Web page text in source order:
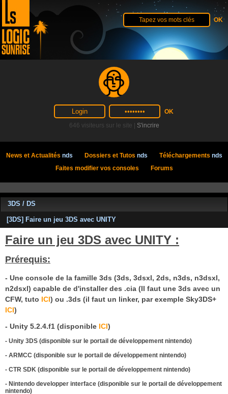
646 visiteurs sur le site | S'incrire
News et Actualités nds Dossiers et Tutos nds Téléchargements nds
Faites modifier vos consoles
Forums
3DS / DS
[3DS] Faire un jeu 3DS avec UNITY
Faire un jeu 3DS avec UNITY :
Prérequis:
- Une console de la famille 3ds (3ds, 3dsxl, 2ds, n3ds, n3dsxl,
n2dsxl) capable de d'installer des .cia (Il faut une 3ds avec un
CFW, tuto ICI) ou .3ds (il faut un linker, par exemple Sky3DS+
ICI)
- Unity 5.2.4.f1 (disponible ICI)
- Unity 3DS (disponible sur le portail de développement nintendo)
- ARMCC (disponible sur le portail de développement nintendo)
- CTR SDK (disponible sur le portail de développement nintendo)
- Nintendo developper interface (disponible sur le portail de développement
nintendo)